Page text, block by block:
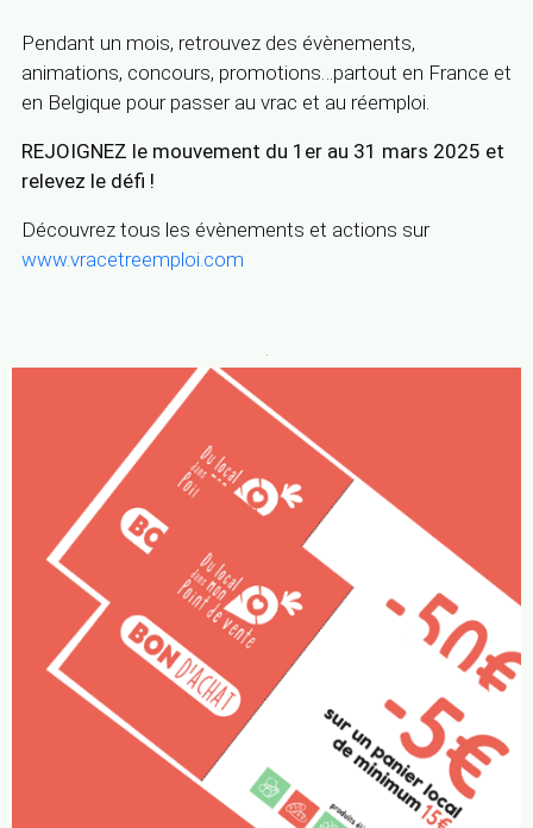
Pendant un mois, retrouvez des évènements,
animations, concours, promotions…partout en France et
en Belgique pour passer au vrac et au réemploi.
REJOIGNEZ le mouvement du 1er au 31 mars 2025 et
relevez le défi !
Découvrez tous les évènements et actions sur
www.vracetreemploi.com